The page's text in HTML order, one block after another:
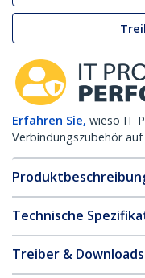
Erfahren Sie, wieso IT
Verbindungszubehör
Technische
Treiber & Downloads